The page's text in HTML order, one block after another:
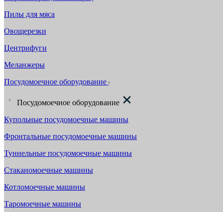
Пилы для мяса
Овощерезки
Центрифуги
Меланжеры
Посудомоечное оборудование
Посудомоечное оборудование
Купольные посудомоечные машины
Фронтальные посудомоечные машины
Туннельные посудомоечные машины
Стаканомоечные машины
Котломоечные машины
Таромоечные машины